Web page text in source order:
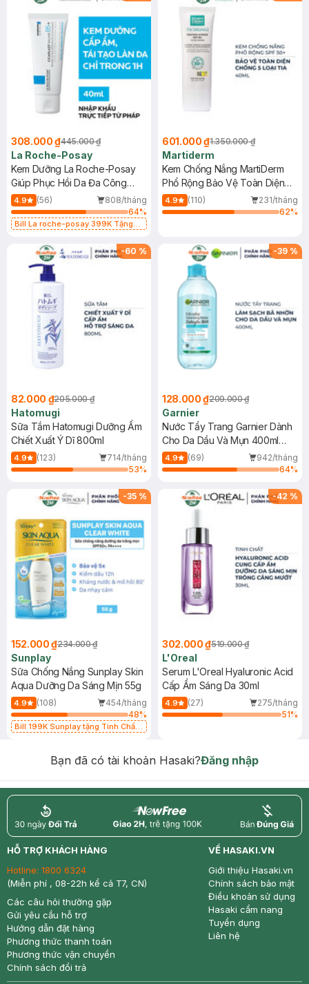
308.000 ₫445.000 ₫
La Roche-Posay
Kem Dưỡng La Roche-Posay
Giúp Phục Hồi Da Đa Công
Dụng 40ml
4.9 (56)
808/tháng
64%
Bill La roche-posay 399K Tặng
(SL có hạn)
601.000 ₫1.350.000 ₫
Martiderm
Kem Chống Nắng MartiDerm
Phổ Rộng Bảo Vệ Toàn Diện
40ml
4.9 (110)
231/tháng
62%
-60 %
82.000 ₫205.000 ₫
Hatomugi
Sữa Tắm Hatomugi Dưỡng Ẩm
Chiết Xuất Ý Dĩ 800ml
4.9 (123)
714/tháng
53%
-39 %
128.000 ₫209.000 ₫
Garnier
Nước Tẩy Trang Garnier Dành
Cho Da Dầu Và Mụn 400ml
(Mới)
4.9 (69)
942/tháng
64%
-35 %
152.000 ₫234.000 ₫
Sunplay
Sữa Chống Nắng Sunplay Skin
Aqua Dưỡng Da Sáng Mịn 55g
4.9 (108)
454/tháng
48%
Bill 199K Sunplay tặng Tinh Chất
-42 %
302.000 ₫519.000 ₫
L'Oreal
Serum L'Oreal Hyaluronic Acid
Cấp Ẩm Sáng Da 30ml
4.9 (27)
275/tháng
51%
Bạn đã có tài khoản Hasaki?Đăng nhập
return nowfree price
HỖ TRỢ KHÁCH HÀNG
Hotline: 1800 6324
(Miễn phí , 08-22h kể cả T7, CN)
Các câu hỏi thường gặp
Gửi yêu cầu hỗ trợ
Hướng dẫn đặt hàng
Phương thức thanh toán
Phương thức vận chuyển
Chính sách đổi trả
VỀ HASAKI.VN
Giới thiệu Hasaki.vn
Chính sách bảo mật
Điều khoản sử dụng
Hasaki cẩm nang
Tuyển dụng
Liên hệ